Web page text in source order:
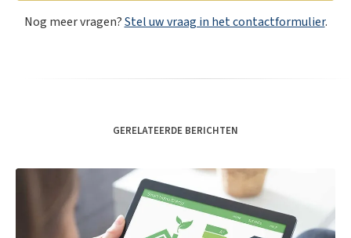
Nog meer vragen?Stel uw vraag in het contactformulier.
GERELATEERDE BERICHTEN